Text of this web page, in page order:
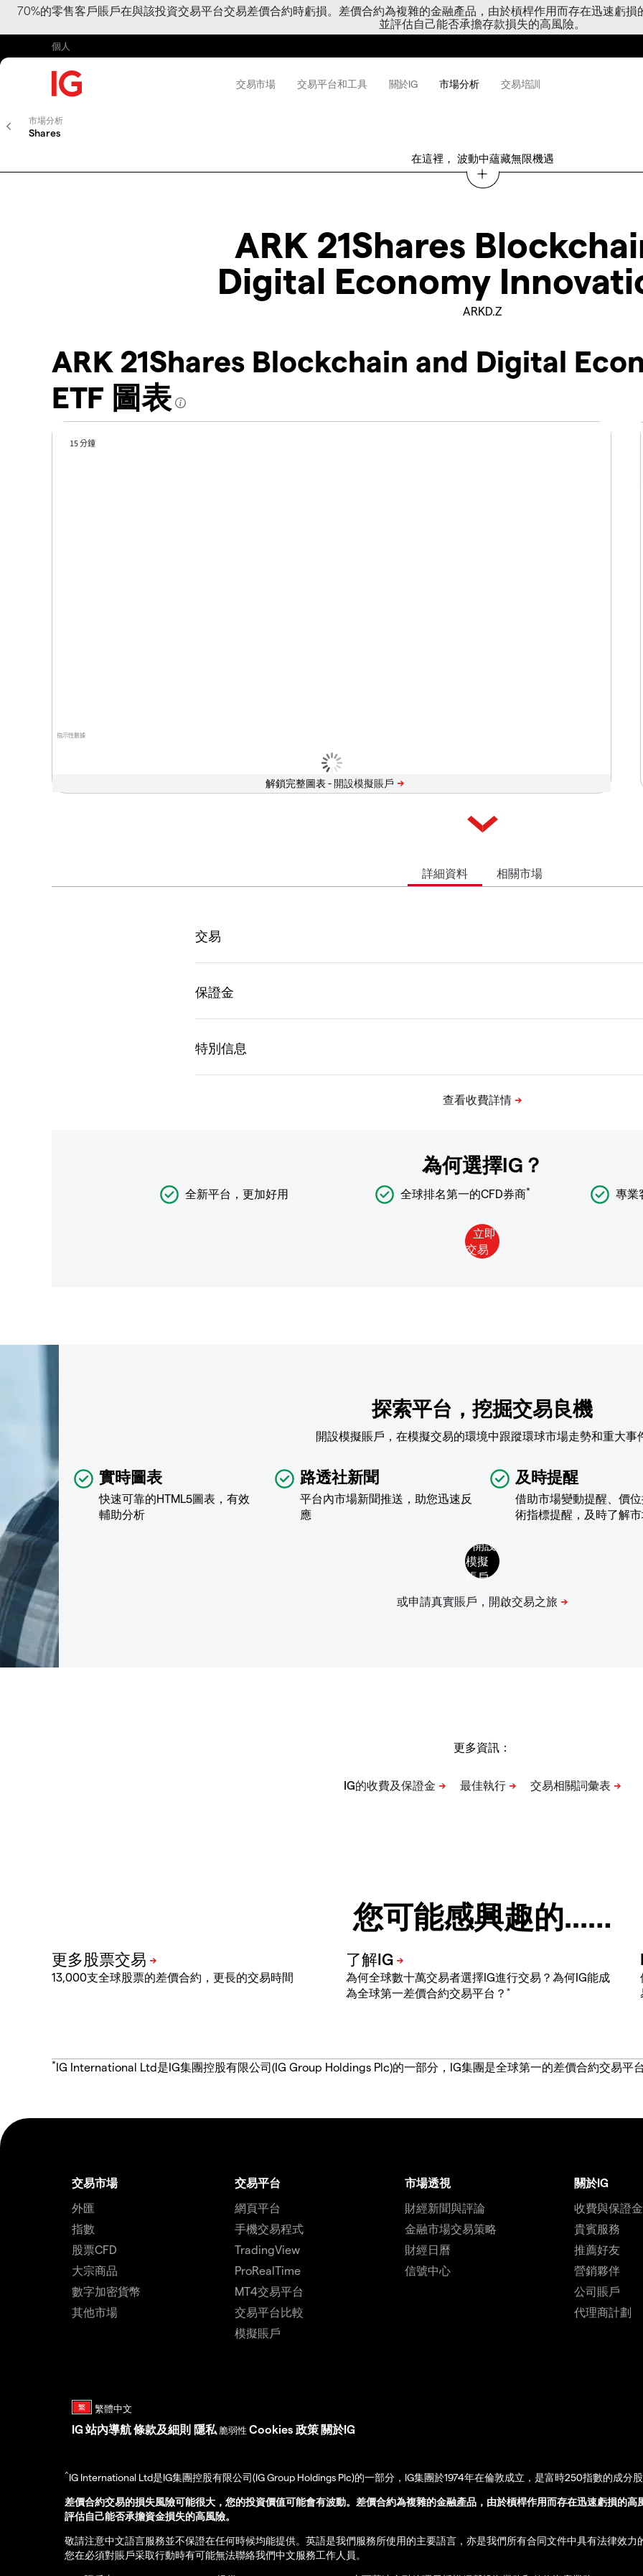
70%的零售客戶賬戶在與該投資交易平台交易差價合約時虧損。差價合約為複雜的金融產品，由於槓桿作用而存在迅速虧
並評估自己能否承擔存款損失的高風險。
個人
交易市場 交易平台和工具 關於IG 市場分析 交易培訓
市場分析
Shares
在這裡， 波動中蘊藏無限機遇
ARK 21Shares
Digital Economy
ARKD.Z
ARK 21Shares Blockchain and Digital
ETF 圖表
指示性數據
15 分鐘
解鎖完整圖表 -
詳細資料 相關市場
為何選擇IG？
全新平台，更加好用 全球排名第一的CFD券商* 專業
探索平台，挖掘交易良機
開設模擬賬戶，在模擬交易的環境中跟蹤環球市場走勢和重大事
實時圖表
快速可靠的HTML5圖表，有效
輔助分析
路透社新聞
平台內市場新聞推送，助您迅速反
應
及時提醒
借助市場變動提醒、價
術指標提醒，及時了解
更多資訊：
您可能感興趣的...…
13,000支全球股票的差價合約，更長的交易時間
為何全球數十萬交易者選擇IG進行交易？為何IG能成
為全球第一差價合約交易平台？ *
*IG International Ltd是IG集團控股有限公司(IG Group Holdings Plc)的一部分，IG集團是全球第一的差價合約交易平
交易市場
外匯
指數
股票CFD
大宗商品
數字加密貨幣
其他市場
交易平台
網頁平台
手機交易程式
TradingView
ProRealTime
MT4交易平台
交易平台比較
模擬賬戶
市場透視
財經新聞與評論
金融市場交易策略
財經日曆
信號中心
關於IG
收費與保證金
貴賓服務
推薦好友
營銷夥伴
公司賬戶
代理商計劃
IG 站內導航條款及細則 隱私 脆弱性 Cookies 政策 關於IG
^IG International Ltd是IG集團控股有限公司(IG Group Holdings Plc)的一部分，IG集團於1974年在倫敦成立，是富時250指數的成分
差價合約交易的損失風險可能很大，您的投資價值可能會有波動。差價合約為複雜的金融產品，由於槓桿作用而存在迅速虧損的
評估自己能否承擔資金損失的高風險。
敬請注意中文語言服務並不保證在任何時候均能提供。英語是我們服務所使用的主要語言，亦是我們所有合同文件中具有法律效力
您在必須對賬戶采取行動時有可能無法聯絡我們中文服務工作人員。